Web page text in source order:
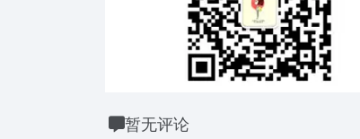
暂无评论